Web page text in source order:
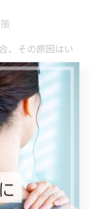
、その原因はい
術方法が自身の
の癖・ストレス
フケアを怠って
続しないことも
施術だけで劇的
よく通うことが